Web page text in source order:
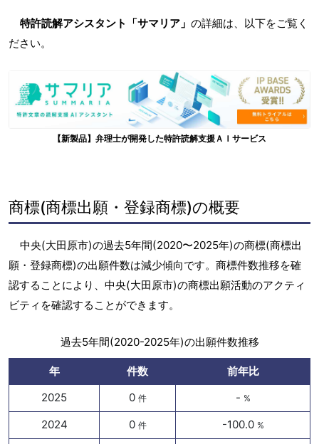
特許読解アシスタント「サマリア」 の詳細は、以下をご覧く
ださい。
【新製品】弁理士が開発した特許読解支援ＡＩサービス
商標(商標出願・登録商標)の概要
中央(大田原市)の過去5年間(2020〜2025年)の商標(商標出
願・登録商標)の出願件数は減少傾向です。商標件数推移を確
認することにより、中央(大田原市)の商標出願活動のアクティ
ビティを確認することができます。
過去5年間(2020-2025年)の出願件数推移
年 件数
前年比
2025
0 件 - %
2024 0 件 -100.0 %